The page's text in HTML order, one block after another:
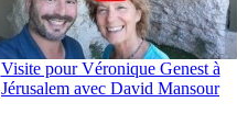
Visite pour Véronique Genest à
Jérusalem avec David Mansour